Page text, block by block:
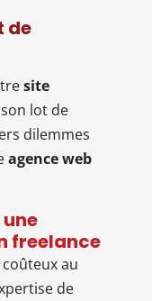
de
site
lot de
dilemmes
agence web
freelance
au
de